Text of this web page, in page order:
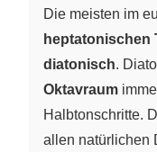
Die meisten im
heptatonischen
diatonisch.
Oktavraum
Halbtonschritte.
allen natürlichen